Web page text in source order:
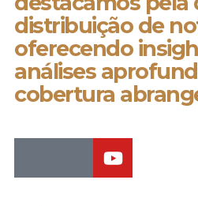
distribuição de
oferecendo
análises
cobertura